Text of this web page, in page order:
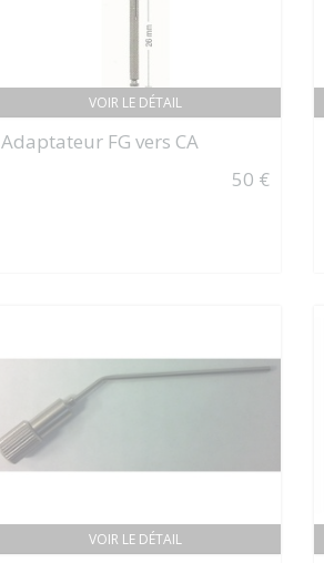
VOIR LE DÉTAIL
Adaptateur FG vers CA
50 €
VOIR LE DÉTAIL